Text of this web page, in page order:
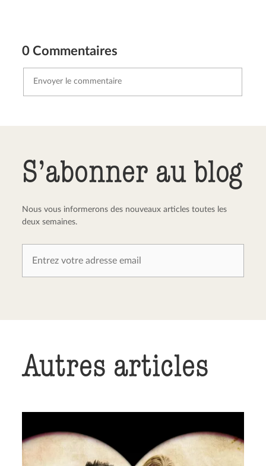
0 Commentaires
S’abonner au blog
Nous vous informerons des nouveaux articles toutes les
deux semaines.
Autres articles